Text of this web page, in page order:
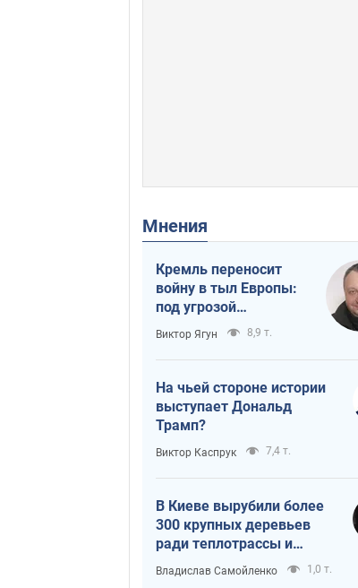
Мнения
Кремль переносит
войну в тыл Европы:
под угрозой
критическая
логистика
Виктор Ягун 8,9 т.
На чьей стороне истории
выступает Дональд
Трамп?
Виктор Каспрук 7,4 т.
В Киеве вырубили более
300 крупных деревьев
ради теплотрассы и
вопреки Генплану
Владислав Самойленко 1,0 т.